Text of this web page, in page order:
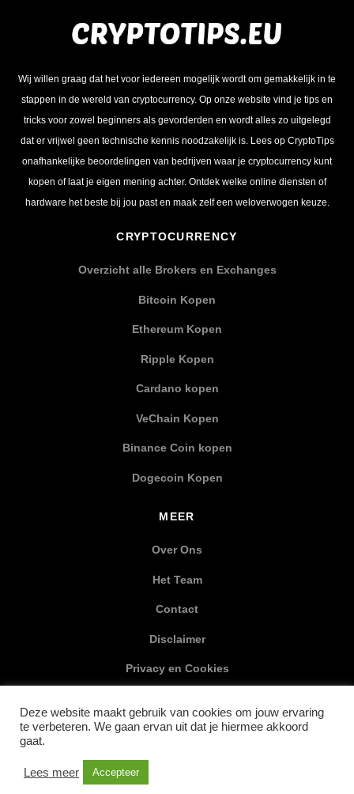
Wij willen graag dat het voor iedereen mogelijk wordt om gemakkelijk in te
stappen in de wereld van cryptocurrency. Op onze website vind je tips en
tricks voor zowel beginners als gevorderden en wordt alles zo uitgelegd
dat er vrijwel geen technische kennis noodzakelijk is. Lees op CryptoTips
onafhankelijke beoordelingen van bedrijven waar je cryptocurrency kunt
kopen of laat je eigen mening achter. Ontdek welke online diensten of
hardware het beste bij jou past en maak zelf een weloverwogen keuze.
CRYPTOCURRENCY
Overzicht alle Brokers en Exchanges
Bitcoin Kopen
Ethereum Kopen
Ripple Kopen
Cardano kopen
VeChain Kopen
Binance Coin kopen
Dogecoin Kopen
MEER
Over Ons
Het Team
Contact
Disclaimer
Privacy en Cookies
SOCIAL MEDIA
Deze website maakt gebruik van cookies om jouw ervaring
te verbeteren. We gaan ervan uit dat je hiermee akkoord
gaat.
Lees meer Accepteer